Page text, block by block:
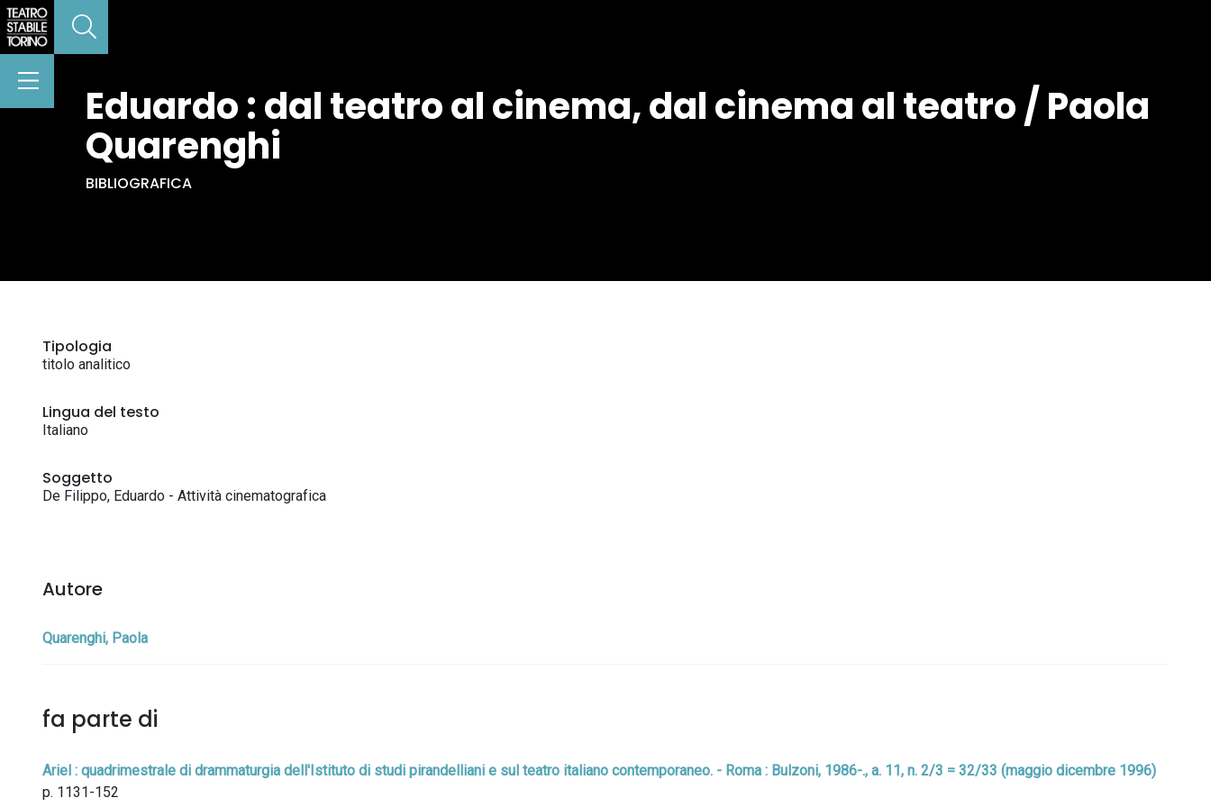
Eduardo : dal teatro al cinema, dal cinema al teatro / Paola
Quarenghi
BIBLIOGRAFICA
Tipologia
titolo analitico
Lingua del testo
Italiano
Soggetto
De Filippo, Eduardo - Attività cinematografica
Autore
Quarenghi, Paola
fa parte di
Ariel : quadrimestrale di drammaturgia dell'Istituto di studi pirandelliani e sul teatro italiano contemporaneo. - Roma : Bulzoni, 1986-., a. 11, n. 2/3 = 32/33 (maggio dicembre 1996)
p. 1131-152